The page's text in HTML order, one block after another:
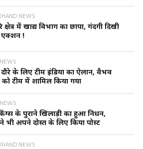
NEWS
क्षेत्र में खाद्य विभाग का छापा, गंदगी दिखी
एक्शन !
दौरे के लिए टीम इंडिया का ऐलान, वैभव
को टीम में शामिल किया गया
के पुराने खिलाड़ी का हुआ निधन,
भी अपने दोस्त के लिए किया पोस्ट
NEWS